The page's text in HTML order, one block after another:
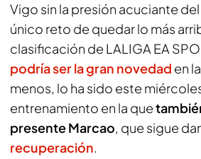
Vigo sin la presión acuciante
único reto de quedar lo más
clasificación de LALIGA EA
podría ser la gran novedad en
menos, lo ha sido este
entrenamiento en la que
presente Marcao, que sigue
recuperación.